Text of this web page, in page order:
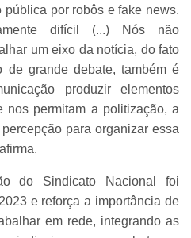
por robôs e fake news.
difícil (...) Nós não
um eixo da notícia, do fato
de grande debate, também é
produzir elementos
nos permitam a politização, a
para organizar essa
do Sindicato Nacional foi
e reforça a importância de
em rede, integrando as